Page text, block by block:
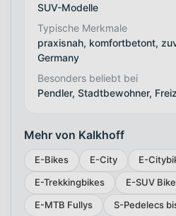
SUV-Modelle
Typische Merkmale
praxisnah, komfortbetont,
Germany
Besonders beliebt bei
Pendler, Stadtbewohner,
Mehr von Kalkhoff
E-Bikes E-City E-
E-Trekkingbikes
E-SUV
E-MTB Fullys
S-Pedelecs